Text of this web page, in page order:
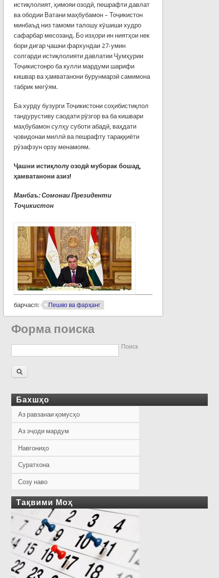
истиқлолият, ҳимояи озодӣ, пешрафти давлат
ва ободии Ватани маҳбубамон – Тоҷикистон
минбаъд низ тамоми талошу кӯшиши худро
сафарбар месозанд. Бо изҳори ин ниятҳои нек
бори дигар ҷашни фархундаи 27-умин
солгарди истиқлолияти давлатии Ҷумҳурии
Тоҷикистонро ба кулли мардуми шарифи
кишвар ва ҳамватанони бурунмарзӣ самимона
табрик мегӯям.
Ба хурду бузурги Тоҷикистони соҳибистиқлол
тандурустиву саодати рӯзгор ва ба кишвари
маҳбубамон сулҳу суботи абадӣ, ваҳдати
ҷовидонаи миллӣ ва пешрафту тараққиёти
рӯзафзун орзу менамоям.
Ҷашни истиқлолу озодӣ муборак бошад,
ҳамватанони азиз!
Манбаъ: Сомонаи Президенти
Тоҷикистон
барчасп: Пешво ва фарҳанг
Форма поиска
Поиск
Бахшҳо
Аз равзанаи қомусҳо
Аз эҷоди мардум
Навгониҳо
Суратхона
Созу наво
Тақвими Моҳ